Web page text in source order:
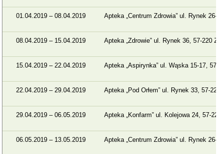
01.04.2019 – 08.04.2019 Apteka „Centrum Zdrowia” ul. Rynek
08.04.2019 – 15.04.2019 Apteka „Zdrowie” ul. Rynek 36, 57-220
15.04.2019 – 22.04.2019 Apteka „Aspirynka” ul. Wąska 15-17,
22.04.2019 – 29.04.2019 Apteka „Pod Orłem” ul. Rynek 33, 57-
29.04.2019 – 06.05.2019 Apteka „Konfarm” ul. Kolejowa 24, 57-
06.05.2019 – 13.05.2019 Apteka „Centrum Zdrowia” ul. Rynek